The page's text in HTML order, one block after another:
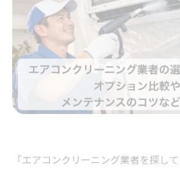
「エアコンクリーニング業者を探し